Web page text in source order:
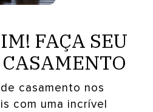
FAÇA SEU
casamento nos
com uma incrível